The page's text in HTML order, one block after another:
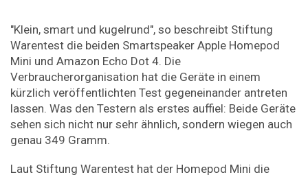
"Klein, smart und kugelrund", so beschreibt Stiftung
Warentest die beiden Smartspeaker Apple Homepod
Mini und Amazon Echo Dot 4. Die
Verbraucherorganisation hat die Geräte in einem
kürzlich veröffentlichten Test gegeneinander antreten
lassen. Was den Testern als erstes auffiel: Beide Geräte
sehen sich nicht nur sehr ähnlich, sondern wiegen auch
genau 349 Gramm.
Laut Stiftung Warentest hat der Homepod Mini die